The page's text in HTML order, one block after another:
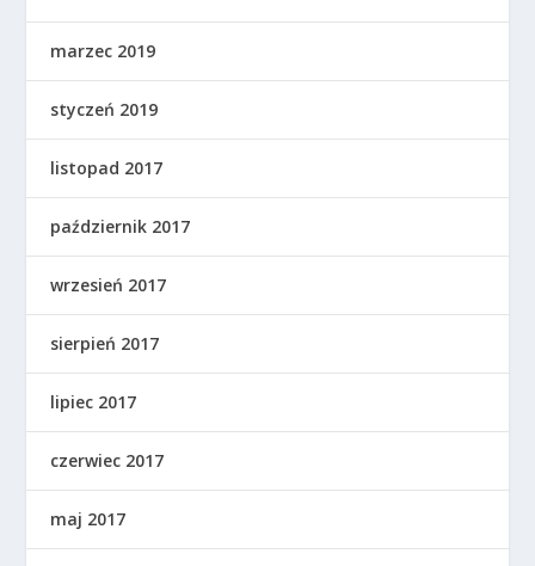
marzec 2019
styczeń 2019
listopad 2017
październik 2017
wrzesień 2017
sierpień 2017
lipiec 2017
czerwiec 2017
maj 2017